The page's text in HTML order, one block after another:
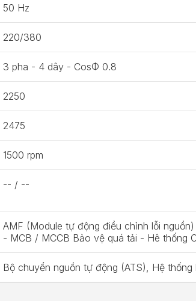
50 Hz
220/380
3 pha - 4 dây - CosΦ 0.8
2250
2475
1500 rpm
-- / --
AMF (Module tự động điều chỉnh lỗi
- MCB / MCCB Bảo vệ quá tải - Hê thống
Bộ chuyển nguồn tự động (ATS), Hệ